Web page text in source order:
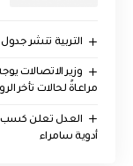
التربية تنشر جدول
مراعاةً لحالات تأخر
العدل تعلن كسب
أدوية سامراء